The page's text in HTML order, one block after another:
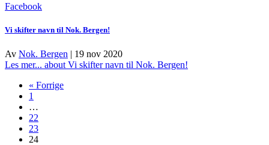
Facebook
Vi skifter navn til Nok. Bergen!
Av Nok. Bergen | 19 nov 2020
Les mer... about Vi skifter navn til Nok. Bergen!
« Forrige
1
…
22
23
24